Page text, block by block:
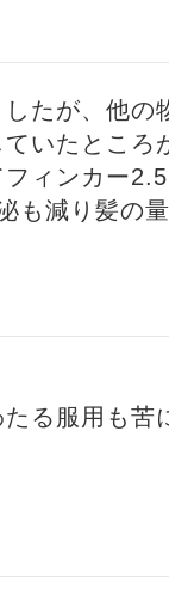
たが、他の
いたところ
フィンカー
も減り髪の量
る服用も苦